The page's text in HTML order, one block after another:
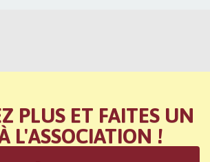
PLUS ET FAITES UN
L'ASSOCIATION !